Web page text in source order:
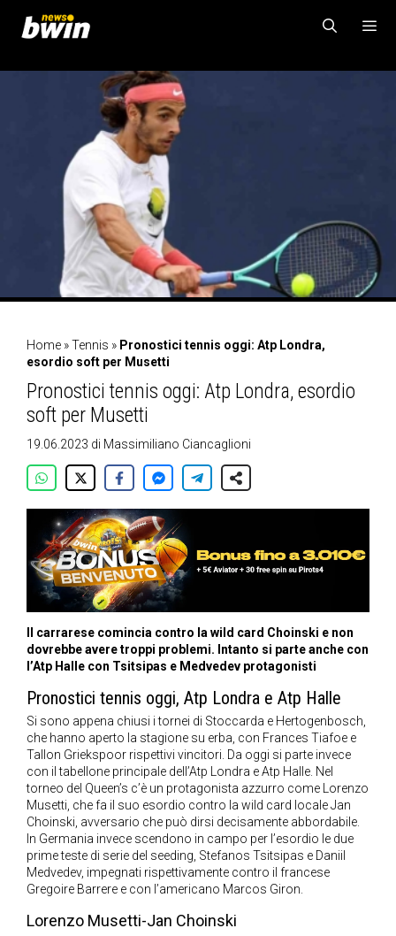
contenuto
Home »Tennis » Pronostici tennis oggi: Atp Londra,
esordio soft per Musetti
Pronostici tennis oggi: Atp Londra, esordio
soft per Musetti
19.06.2023 di Massimiliano Ciancaglioni
Il carrarese comincia contro la wild card Choinski e non
dovrebbe avere troppi problemi. Intanto si parte anche con
l’Atp Halle con Tsitsipas e Medvedev protagonisti
Pronostici tennis oggi, Atp Londra e Atp Halle
Si sono appena chiusi i tornei di Stoccarda e Hertogenbosch,
che hanno aperto la stagione su erba, con Frances Tiafoe e
Tallon Griekspoor rispettivi vincitori. Da oggi si parte invece
con il tabellone principale dell’Atp Londra e Atp Halle. Nel
torneo del Queen’s c’è un protagonista azzurro come Lorenzo
Musetti, che fa il suo esordio contro la wild card locale Jan
Choinski, avversario che può dirsi decisamente abbordabile.
In Germania invece scendono in campo per l’esordio le due
prime teste di serie del seeding, Stefanos Tsitsipas e Daniil
Medvedev, impegnati rispettivamente contro il francese
Gregoire Barrere e con l’americano Marcos Giron.
Lorenzo Musetti-Jan Choinski